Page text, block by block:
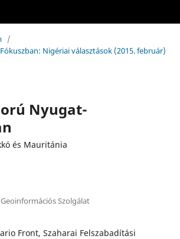
/
Nigériai választások (2015. február)
Nyugat-
és Mauritánia
Szolgálat
Front, Szaharai Felszabadítási